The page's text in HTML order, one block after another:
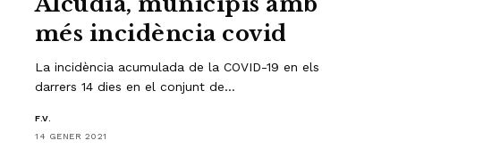
més incidència covid
La incidència acumulada de la COVID-19 en els
darrers 14 dies en el conjunt de…
F.V.
14 GENER 2021